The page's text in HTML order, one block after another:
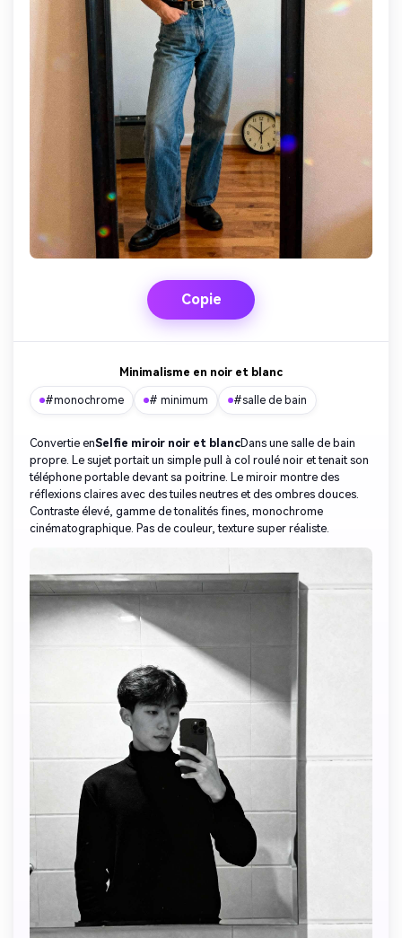
Copie
Minimalisme en noir et blanc
#monochrome # minimum #salle de bain
Convertie enSelfie miroir noir et blancDans une salle de bain
propre. Le sujet portait un simple pull à col roulé noir et tenait son
téléphone portable devant sa poitrine. Le miroir montre des
réflexions claires avec des tuiles neutres et des ombres douces.
Contraste élevé, gamme de tonalités fines, monochrome
cinématographique. Pas de couleur, texture super réaliste.
Créez des images IA
à l’infini. 100 %
gratuit!
Créer Gratuitement
→